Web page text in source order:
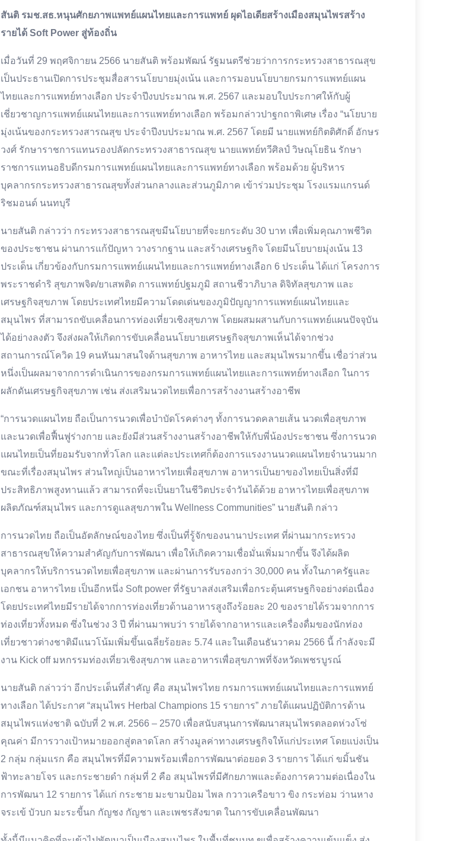
สันติ รมช.สธ.หนุนศักยภาพแพทย์แผนไทยและการแพทย์ ผุดไอเดียสร้างเมืองสมุนไพรสร้าง
รายได้ Soft Power สู่ท้องถิ่น
เมื่อวันที่ 29 พฤศจิกายน 2566 นายสันติ พร้อมพัฒน์ รัฐมนตรีช่วยว่าการกระทรวงสาธารณสุข
เป็นประธานเปิดการประชุมสื่อสารนโยบายมุ่งเน้น และการมอบนโยบายกรมการแพทย์แผน
ไทยและการแพทย์ทางเลือก ประจำปีงบประมาณ พ.ศ. 2567 และมอบใบประกาศให้กับผู้
เชี่ยวชาญการแพทย์แผนไทยและการแพทย์ทางเลือก พร้อมกล่าวปาฐกถาพิเศษ เรื่อง “นโยบาย
มุ่งเน้นของกระทรวงสารณสุข ประจำปีงบประมาณ พ.ศ. 2567 โดยมี นายแพทย์กิตติศักดิ์ อักษร
วงศ์ รักษาราชการแทนรองปลัดกระทรวงสาธารณสุข นายแพทย์ทวีศิลป์ วิษณุโยธิน รักษา
ราชการแทนอธิบดีกรมการแพทย์แผนไทยและการแพทย์ทางเลือก พร้อมด้วย ผู้บริหาร
บุคลากรกระทรวงสาธารณสุขทั้งส่วนกลางและส่วนภูมิภาค เข้าร่วมประชุม โรงแรมแกรนด์
ริชมอนด์ นนทบุรี
นายสันติ กล่าวว่า กระทรวงสาธารณสุขมีนโยบายที่จะยกระดับ 30 บาท เพื่อเพิ่มคุณภาพชีวิต
ของประชาชน ผ่านการแก้ปัญหา วางรากฐาน และสร้างเศรษฐกิจ โดยมีนโยบายมุ่งเน้น 13
ประเด็น เกี่ยวข้องกับกรมการแพทย์แผนไทยและการแพทย์ทางเลือก 6 ประเด็น ได้แก่ โครงการ
พระราชดำริ สุขภาพจิต/ยาเสพติด การแพทย์ปฐมภูมิ สถานชีวาภิบาล ดิจิทัลสุขภาพ และ
เศรษฐกิจสุขภาพ โดยประเทศไทยมีความโดดเด่นของภูมิปัญญาการแพทย์แผนไทยและ
สมุนไพร ที่สามารถขับเคลื่อนการท่องเที่ยวเชิงสุขภาพ โดยผสมผสานกับการแพทย์แผนปัจจุบัน
ได้อย่างลงตัว จึงส่งผลให้เกิดการขับเคลื่อนนโยบายเศรษฐกิจสุขภาพเห็นได้จากช่วง
สถานการณ์โควิด 19 คนหันมาสนใจด้านสุขภาพ อาหารไทย และสมุนไพรมากขึ้น เชื่อว่าส่วน
หนึ่งเป็นผลมาจากการดำเนินการของกรมการแพทย์แผนไทยและการแพทย์ทางเลือก ในการ
ผลักดันเศรษฐกิจสุขภาพ เช่น ส่งเสริมนวดไทยเพื่อการสร้างงานสร้างอาชีพ
“การนวดแผนไทย ถือเป็นการนวดเพื่อบำบัดโรคต่างๆ ทั้งการนวดคลายเส้น นวดเพื่อสุขภาพ
และนวดเพื่อฟื้นฟูร่างกาย และยังมีส่วนสร้างงานสร้างอาชีพให้กับพี่น้องประชาชน ซึ่งการนวด
แผนไทยเป็นที่ยอมรับจากทั่วโลก และแต่ละประเทศก็ต้องการแรงงานนวดแผนไทยจำนวนมาก
ขณะที่เรื่องสมุนไพร ส่วนใหญ่เป็นอาหารไทยเพื่อสุขภาพ อาหารเป็นยาของไทยเป็นสิ่งที่มี
ประสิทธิภาพสูงทานแล้ว สามารถที่จะเป็นยาในชีวิตประจำวันได้ด้วย อาหารไทยเพื่อสุขภาพ
ผลิตภัณฑ์สมุนไพร และการดูแลสุขภาพใน Wellness Communities” นายสันติ กล่าว
การนวดไทย ถือเป็นอัตลักษณ์ของไทย ซึ่งเป็นที่รู้จักของนานาประเทศ ที่ผ่านมากระทรวง
สาธารณสุขให้ความสำคัญกับการพัฒนา เพื่อให้เกิดความเชื่อมั่นเพิ่มมากขึ้น จึงได้ผลิต
บุคลากรให้บริการนวดไทยเพื่อสุขภาพ และผ่านการรับรองกว่า 30,000 คน ทั้งในภาครัฐและ
เอกชน อาหารไทย เป็นอีกหนึ่ง Soft power ที่รัฐบาลส่งเสริมเพื่อกระตุ้นเศรษฐกิจอย่างต่อเนื่อง
โดยประเทศไทยมีรายได้จากการท่องเที่ยวด้านอาหารสูงถึงร้อยละ 20 ของรายได้รวมจากการ
ท่องเที่ยวทั้งหมด ซึ่งในช่วง 3 ปี ที่ผ่านมาพบว่า รายได้จากอาหารและเครื่องดื่มของนักท่อง
เที่ยวชาวต่างชาติมีแนวโน้มเพิ่มขึ้นเฉลี่ยร้อยละ 5.74 และในเดือนธันวาคม 2566 นี้ กำลังจะมี
งาน Kick off มหกรรมท่องเที่ยวเชิงสุขภาพ และอาหารเพื่อสุขภาพที่จังหวัดเพชรบูรณ์
นายสันติ กล่าวว่า อีกประเด็นที่สำคัญ คือ สมุนไพรไทย กรมการแพทย์แผนไทยและการแพทย์
ทางเลือก ได้ประกาศ “สมุนไพร Herbal Champions 15 รายการ” ภายใต้แผนปฏิบัติการด้าน
สมุนไพรแห่งชาติ ฉบับที่ 2 พ.ศ. 2566 – 2570 เพื่อสนับสนุนการพัฒนาสมุนไพรตลอดห่วงโซ่
คุณค่า มีการวางเป้าหมายออกสู่ตลาดโลก สร้างมูลค่าทางเศรษฐกิจให้แก่ประเทศ โดยแบ่งเป็น
2 กลุ่ม กลุ่มแรก คือ สมุนไพรที่มีความพร้อมเพื่อการพัฒนาต่อยอด 3 รายการ ได้แก่ ขมิ้นชัน
ฟ้าทะลายโจร และกระชายดำ กลุ่มที่ 2 คือ สมุนไพรที่มีศักยภาพและต้องการความต่อเนื่องใน
การพัฒนา 12 รายการ ได้แก่ กระชาย มะขามป้อม ไพล กวาวเครือขาว ขิง กระท่อม ว่านหาง
จระเข้ บัวบก มะระขี้นก กัญชง กัญชา และเพชรสังฆาต ในการขับเคลื่อนพัฒนา